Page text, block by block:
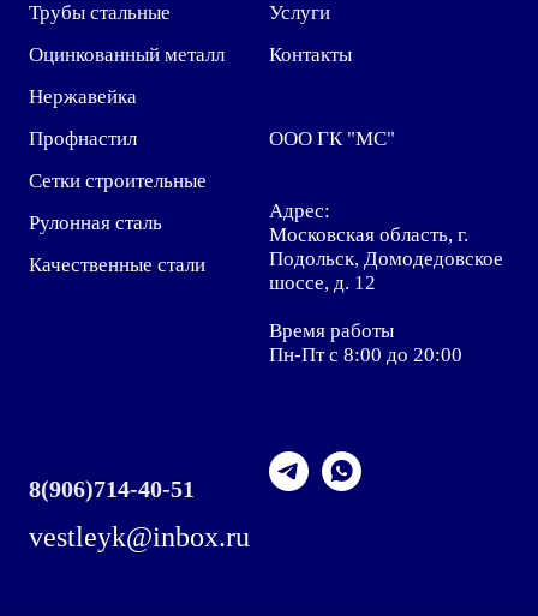
Трубы стальные
Оцинкованный металл
Нержавейка
Профнастил
Сетки строительные
Рулонная сталь
Качественные стали
Услуги
Контакты
ООО ГК "МС"
Адрес:
Московская область, г.
Подольск, Домодедовское
шоссе, д. 12
Время работы
Пн-Пт с 8:00 до 20:00
8(906)714-40-51
vestleyk@inbox.ru